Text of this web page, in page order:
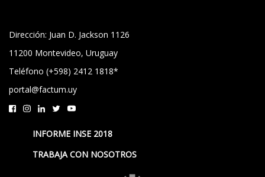
Dirección: Juan D. Jackson 1126
11200 Montevideo, Uruguay
Teléfono (+598) 2412 1818*
portal@factum.uy
INFORME INSE 2018
TRABAJA CON NOSOTROS